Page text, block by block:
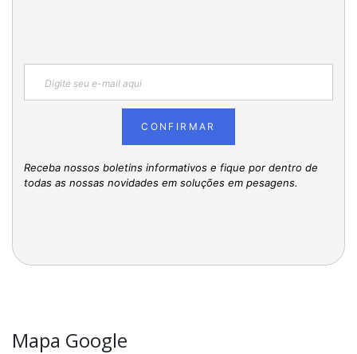
CONFIRMAR
Receba nossos boletins informativos e fique por dentro de
todas as nossas novidades em soluções em pesagens.
Mapa Google